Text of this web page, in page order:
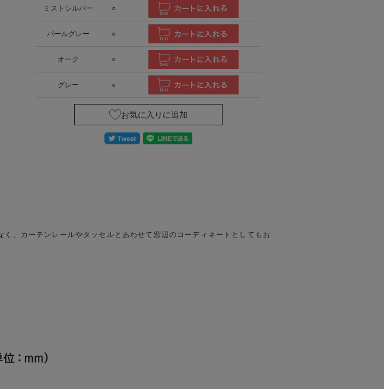
ミストシルバー ○
パールグレー ○
オーク ○
グレー ○
く、カーテンレールやタッセルとあわせて窓辺のコーディネートとしてもお